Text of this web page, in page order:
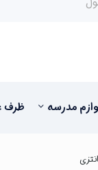
مدرسه ظرف